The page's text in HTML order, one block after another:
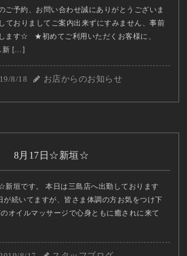
ご予約、お問い合わせ誠にありがとうございま
ておりましてご案内出来ずにすみません、事前
ます☆ ★初めてご利用いただくお客様に、
新 […]
8/18 お店からのお知らせ
8月17日☆新垣☆
新垣です。 本日は三島店へ出勤しております
続いてますが、皆さま体調の方お気をつけ下
オイルマッサージで心身ともに癒されに来て